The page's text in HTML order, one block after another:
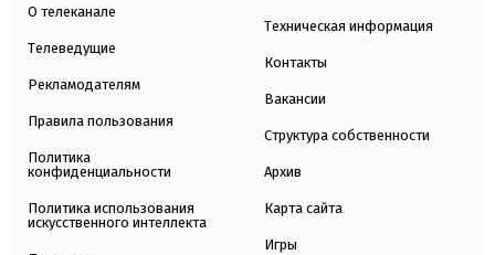
О телеканале
Телеведущие
Рекламодателям
Правила пользования
Политика
конфиденциальности
Политика использования
искусственного интеллекта
Техническая информация
Контакты
Вакансии
Структура собственности
Архив
Карта сайта
Игры